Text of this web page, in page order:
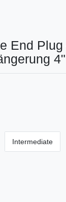
End Plug
4"
Intermediate